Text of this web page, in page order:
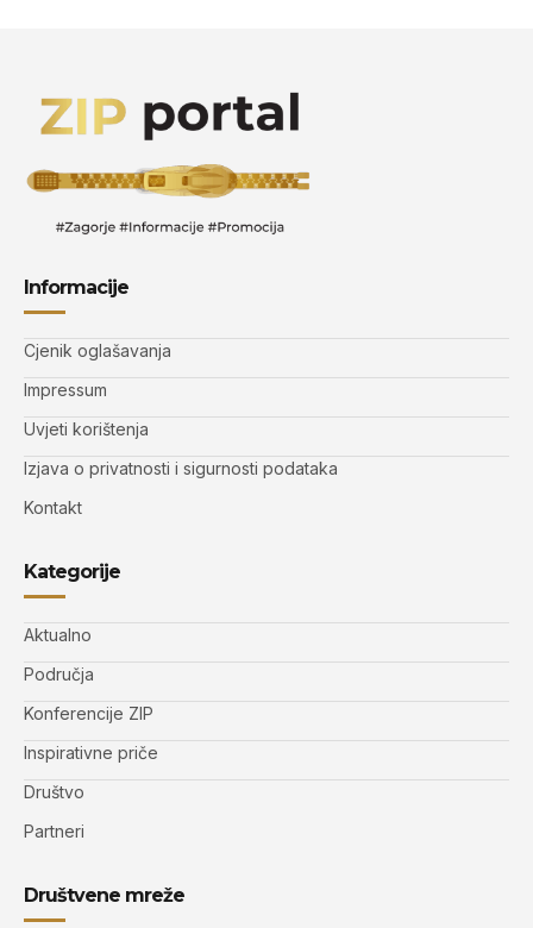
Informacije
Cjenik oglašavanja
Impressum
Uvjeti korištenja
Izjava o privatnosti i sigurnosti podataka
Kontakt
Kategorije
Aktualno
Područja
Konferencije ZIP
Inspirativne priče
Društvo
Partneri
Društvene mreže